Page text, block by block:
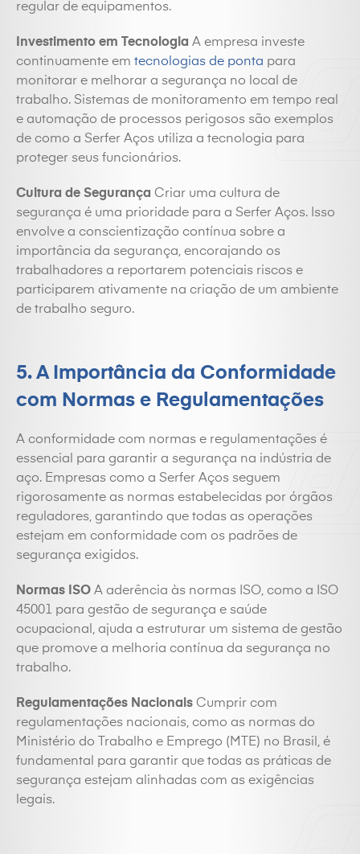
regular de equipamentos.
Investimento em Tecnologia A empresa investe
continuamente em tecnologias de ponta para
monitorar e melhorar a segurança no local de
trabalho. Sistemas de monitoramento em tempo real
e automação de processos perigosos são exemplos
de como a Serfer Aços utiliza a tecnologia para
proteger seus funcionários.
Cultura de Segurança Criar uma cultura de
segurança é uma prioridade para a Serfer Aços. Isso
envolve a conscientização contínua sobre a
importância da segurança, encorajando os
trabalhadores a reportarem potenciais riscos e
participarem ativamente na criação de um ambiente
de trabalho seguro.
5. A Importância da Conformidade
com Normas e Regulamentações
A conformidade com normas e regulamentações é
essencial para garantir a segurança na indústria de
aço. Empresas como a Serfer Aços seguem
rigorosamente as normas estabelecidas por órgãos
reguladores, garantindo que todas as operações
estejam em conformidade com os padrões de
segurança exigidos.
Normas ISO A aderência às normas ISO, como a ISO
45001 para gestão de segurança e saúde
ocupacional, ajuda a estruturar um sistema de gestão
que promove a melhoria contínua da segurança no
trabalho.
Regulamentações Nacionais Cumprir com
regulamentações nacionais, como as normas do
Ministério do Trabalho e Emprego (MTE) no Brasil, é
fundamental para garantir que todas as práticas de
segurança estejam alinhadas com as exigências
legais.